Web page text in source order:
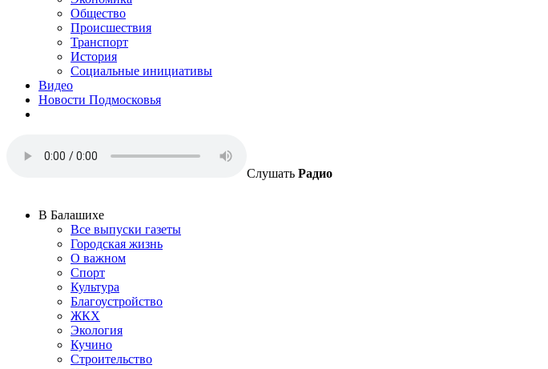
Общество
Происшествия
Транспорт
История
Социальные инициативы
Видео
Новости Подмосковья
Слушать Радио
В Балашихе
Все выпуски газеты
Городская жизнь
О важном
Спорт
Культура
Благоустройство
ЖКХ
Экология
Кучино
Строительство